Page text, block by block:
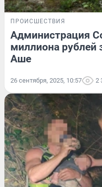
ПРОИСШЕСТВИЯ
Администрация
миллиона рублей
Аше
26 сентября, 2025, 10:57 2